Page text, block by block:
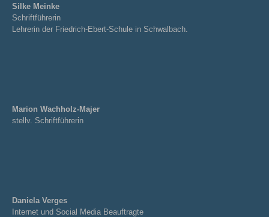
Silke Meinke
Schriftführerin
Lehrerin der Friedrich-Ebert-Schule in Schwalbach.
Marion Wachholz-Majer
stellv. Schriftführerin
Daniela Verges
Internet und Social Media Beauftragte